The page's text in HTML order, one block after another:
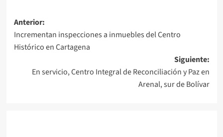
Navegación
de
entradas
Anterior:
Incrementan inspecciones a inmuebles del Centro
Histórico en Cartagena
Siguiente:
En servicio, Centro Integral de Reconciliación y Paz en
Arenal, sur de Bolívar